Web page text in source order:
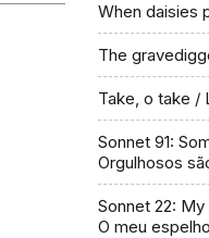
When daisies
The
Take, o take /
Sonnet 91:
Orgulhosos
Sonnet 22:
O meu